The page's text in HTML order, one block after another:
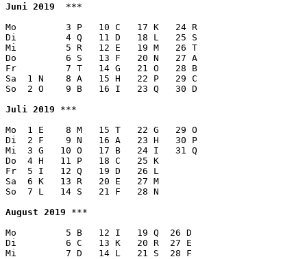
Juni 2019
  ***
Mo         3 P   10 C   17 K   24 R
Di         4 Q   11 D   18 L   25 S
Mi         5 R   12 E   19 M   26 T
Do         6 S   13 F   20 N   27 A
Fr         7 T   14 G   21 O   28 B
Sa  1 N    8 A   15 H   22 P   29 C
So  2 O    9 B   16 I   23 Q   30 D
Juli 2019 ***
Mo  1 E    8 M   15 T   22 G   29 O
Di  2 F    9 N   16 A   23 H   30 P
Mi  3 G   10 O   17 B   24 I   31 Q
Do  4 H   11 P   18 C   25 K
Fr  5 I   12 Q   19 D   26 L
Sa  6 K   13 R   20 E   27 M
So  7 L   14 S   21 F   28 N
August 2019 ***
Mo         5 B   12 I   19 Q  26 D
Di         6 C   13 K   20 R  27 E
Mi         7 D   14 L   21 S  28 F